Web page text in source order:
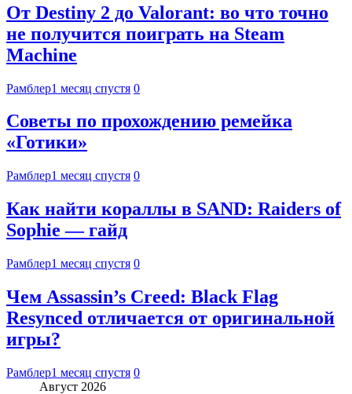
От Destiny 2 до Valorant: во что точно
не получится поиграть на Steam
Machine
Рамблер1 месяц спустя 0
Советы по прохождению ремейка
«Готики»
Рамблер1 месяц спустя 0
Как найти кораллы в SAND: Raiders of
Sophie — гайд
Рамблер1 месяц спустя 0
Чем Assassin’s Creed: Black Flag
Resynced отличается от оригинальной
игры?
Рамблер1 месяц спустя 0
Август 2026